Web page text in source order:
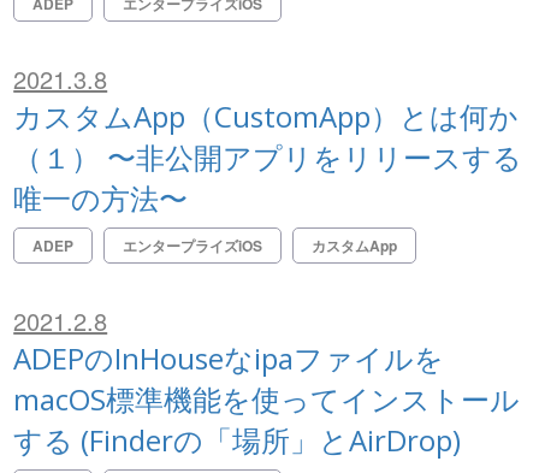
2021.3.8
カスタムApp（CustomApp）とは何か
（１） 〜非公開アプリをリリースする
唯一の方法〜
ADEP エンタープライズiOS カスタムApp
2021.2.8
ADEPのInHouseなipaファイルを
macOS標準機能を使ってインストール
する (Finderの「場所」とAirDrop)